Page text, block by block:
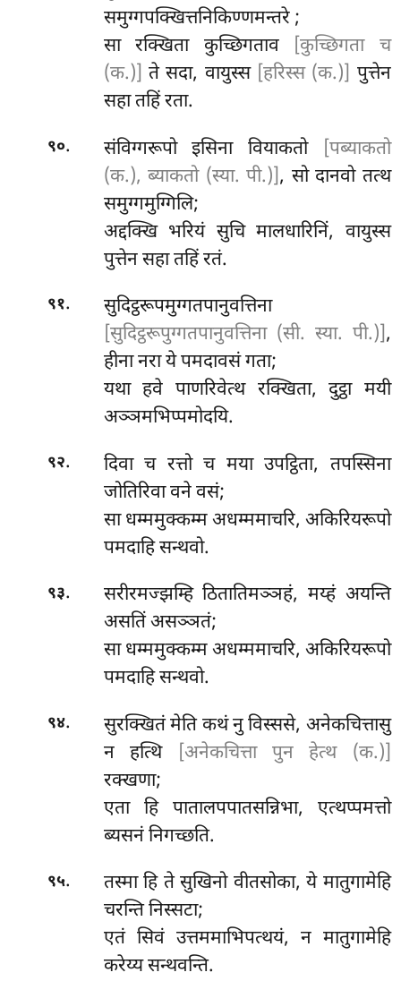
समुग्गपक्खित्तनिकिण्णमन्तरे ;
सा रक्खिता कुच्छिगताव
[कुच्छिगता च
(क.)] ते सदा, वायुस्स [हरिस्स (क.)] पुत्तेन
सहा तहिं रता.
९०. संविग्गरूपोइसिना वियाकतो
[पब्याकतो
(क.), ब्याकतो (स्या. पी.)] , सो दानवो तत्थ
समुग्गमुग्गिलि;
अद्दक्खि भरियं सुचि मालधारिनिं, वायुस्स
पुत्तेन सहा तहिं रतं.
९१.
सुदिट्ठरूपमुग्गतपानुवत्तिना
[सुदिट्ठरूपुग्गतपानुवत्तिना (सी. स्या. पी.)],
हीना नरा ये पमदावसं गता;
यथा हवे पाणरिवेत्थ रक्खिता, दुट्ठा मयी
अञ्ञमभिप्पमोदयि.
९२.
दिवा च रत्तो च मया उपट्ठिता, तपस्सिना
जोतिरिवा वने वसं;
सा धम्ममुक्कम्म अधम्ममाचरि, अकिरियरूपो
पमदाहि सन्थवो.
९३.
सरीरमज्झम्हि ठितातिमञ्ञहं, मय्हं अयन्ति
असतिं असञ्ञतं;
सा धम्ममुक्कम्म अधम्ममाचरि, अकिरियरूपो
पमदाहि सन्थवो.
९४. सुरक्खितंमेति कथं नु विस्ससे, अनेकचित्तासु
न हत्थि
[अनेकचित्ता पुन हेत्थ (क.)]
रक्खणा;
एता हि पातालपपातसन्निभा, एत्थप्पमत्तो
ब्यसनं निगच्छति.
९५.
तस्मा हि ते सुखिनो वीतसोका, ये मातुगामेहि
चरन्ति निस्सटा;
एतं सिवं उत्तममाभिपत्थयं, न मातुगामेहि
करेय्य सन्थवन्ति.